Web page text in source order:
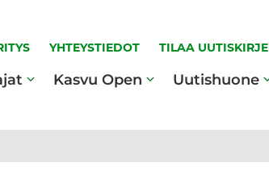
YHTEYSTIEDOT TILAA UUTISKIRJE
Kasvu Open Uutishuone